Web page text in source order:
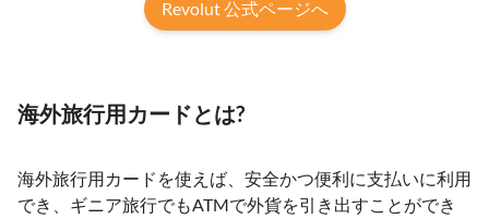
Revolut 公式ページへ
海外旅行用カードとは?
海外旅行用カードを使えば、安全かつ便利に支払いに利用
でき、ギニア旅行でもATMで外貨を引き出すことができ